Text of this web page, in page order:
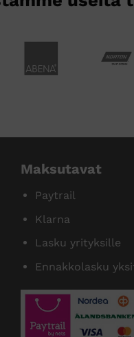
Maksutavat
Paytrail
Klarna
Lasku yrityksille
Ennakkolasku